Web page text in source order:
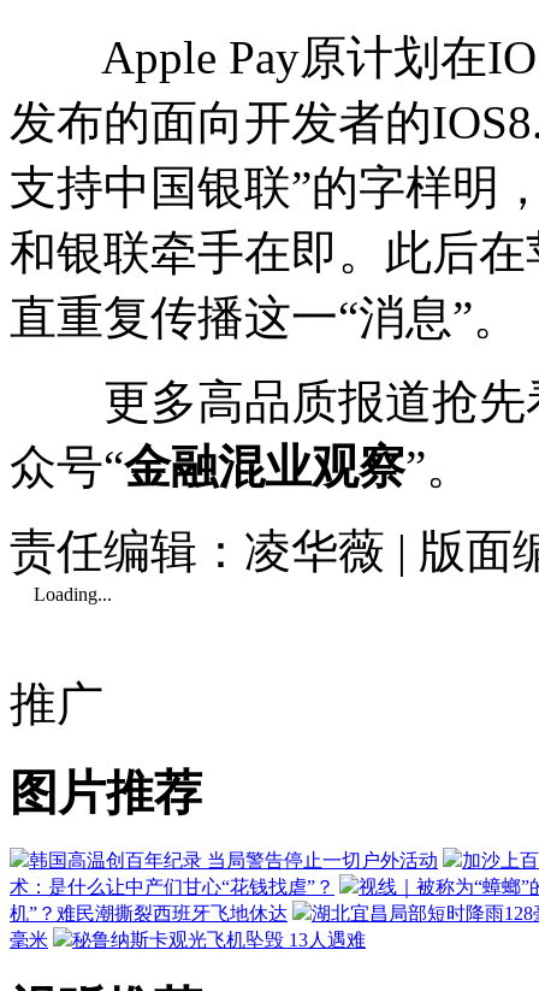
Apple Pay原计划在
发布的面向开发者的
支持中国银联”的字样明
和银联牵手在即。此后
直重复传播这一“消息”。
更多高品质报道抢先
众号“金融混业观察”。
责任编辑：凌华薇 | 版面
Loading...
推广
图片推荐
韩国高温创百年纪录 当局警告停止一切户外活动
加沙上
术：是什么让中产们甘心“花钱找虐”？
视线｜被称为“蟑螂
机”？难民潮撕裂西班牙飞地休达
湖北宜昌局部短时降雨
毫米
秘鲁纳斯卡观光飞机坠毁 13人遇难